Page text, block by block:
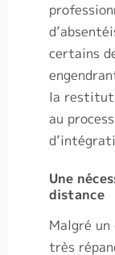
certains
la
au
Une
distance
Malgré
très